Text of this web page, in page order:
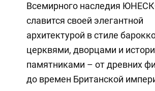
Всемирного наследия
славится своей элегантной
архитектурой в стиле
церквями, дворцами и
памятниками – от древних
до времен Британской